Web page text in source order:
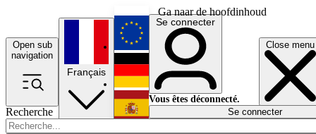
Ga naar de hoofdinhoud
Open sub
navigation
Close menu
Recherche
Français
English
Deutsch
Español
Se connecter
Vous êtes déconnecté.
Se connecter